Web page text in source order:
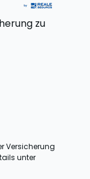
zu
Versicherung
unter